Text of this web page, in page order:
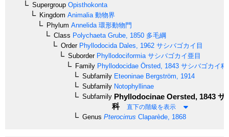
Supergroup Opisthokonta
Kingdom Animalia 動物界
Phylum Annelida 環形動物門
Class Polychaeta Grube, 1850 多毛綱
OrderPhyllodocida Dales, 1962 サシバゴカイ目
SuborderPhyllodociformia サシバゴカイ亜目
Family Phyllodocidae Örsted, 1843 サシバゴカイ科
Subfamily Eteoninae Bergström, 1914
Subfamily Notophyllinae
Subfamily Phyllodocinae Oersted, 1843 サ
科
直下の階級を表示
Genus Pterocirrus Claparède, 1868